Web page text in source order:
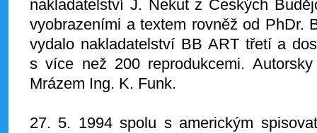
nakladatelství J. Nekut z Českých
vyobrazeními a textem rovněž od PhDr.
vydalo nakladatelství BB ART třetí a
s více než 200 reprodukcemi.
Mrázem Ing. K. Funk.
27. 5. 1994 spolu s americkým